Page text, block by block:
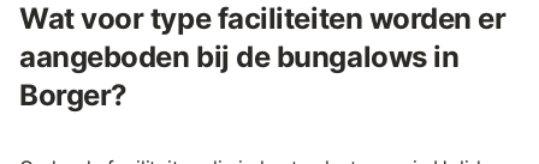
Wat voor type faciliteiten worden er
aangeboden bij de bungalows in
Borger?